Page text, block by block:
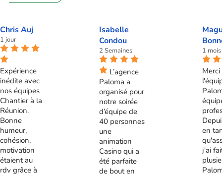
Chris Auj
1 jour
Expérience
inédite avec
nos équipes
Chantier à la
Réunion.
Bonne
humeur,
cohésion,
motivation
étaient au
rdv grâce à
Isabelle
Condou
2 Semaines
L’agence
Paloma a
organisé pour
notre soirée
d’équipe de
40 personnes
une
animation
Casino qui a
été parfaite
de bout en
1 mois
en
j'ai